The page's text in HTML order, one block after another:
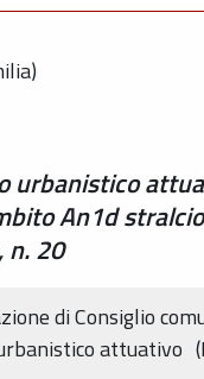
urbanistico
An1d
n. 20
di Consiglio
attuativo